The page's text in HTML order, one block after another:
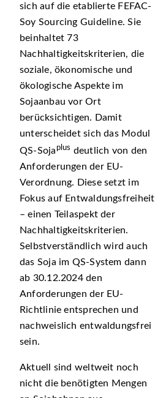
sich auf die etablierte FEFAC-
Soy Sourcing Guideline. Sie
beinhaltet 73
Nachhaltigkeitskriterien, die
soziale, ökonomische und
ökologische Aspekte im
Sojaanbau vor Ort
berücksichtigen. Damit
unterscheidet sich das Modul
QS-Soja plus deutlich von den
Anforderungen der EU-
Verordnung. Diese setzt im
Fokus auf Entwaldungsfreiheit
– einen Teilaspekt der
Nachhaltigkeitskriterien.
Selbstverständlich wird auch
das Soja im QS-System dann
ab 30.12.2024 den
Anforderungen der EU-
Richtlinie entsprechen und
nachweislich entwaldungsfrei
sein.
Aktuell sind weltweit noch
nicht die benötigten Mengen